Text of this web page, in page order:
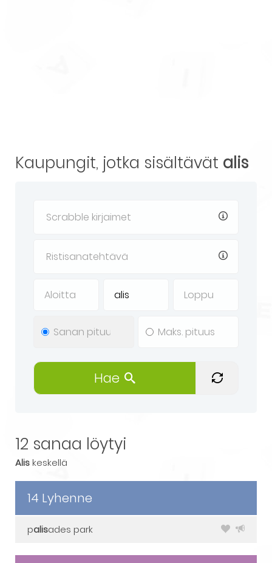
Kaupungit, jotka sisältävät alis
Hae
12 sanaa löytyi
alis keskellä
14 Lyhenne
palisades park